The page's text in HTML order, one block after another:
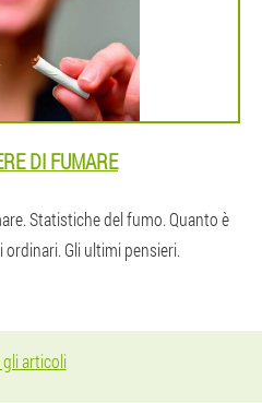
DI FUMARE
Statistiche del fumo. Quanto è
Gli ultimi pensieri.
articoli